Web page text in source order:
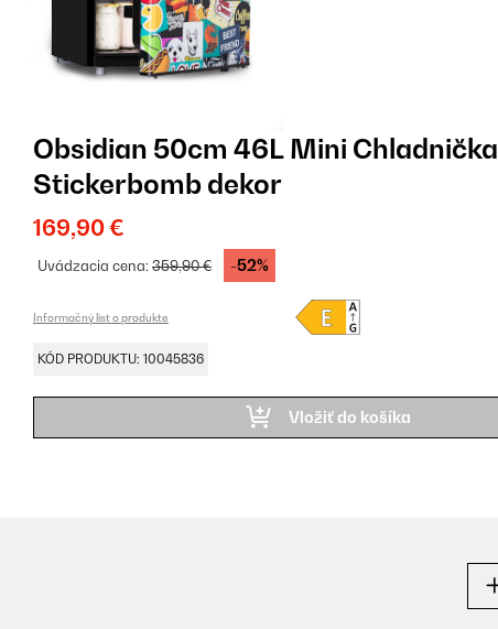
Obsidian 50cm 46L Mini Chladnička
Stickerbomb dekor
169,90 €
Uvádzacia cena:359,90 € -52%
Informačný list o produkte
KÓD PRODUKTU: 10045836
Vložiť do košíka